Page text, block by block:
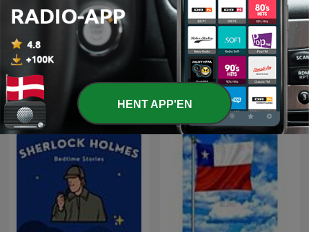
Brødrene Grimms eventyr
PORTRÆT med Tore Leifer
- Frederiksborg
Internationale Kunst-podcasts
HENT APP'EN